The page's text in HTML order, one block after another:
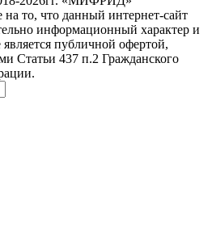
то, что данный интернет-сайт
информационный характер и
публичной офертой,
Статьи 437 п.2 Гражданского